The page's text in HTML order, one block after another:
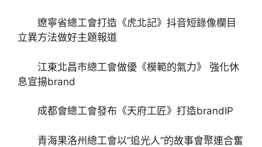
遼寧省總工會打造《虎北記》抖音短錄像欄目
立異方法做好主題報道
江東北昌市總工會做優《模範的氣力》 強化休
息宣揚brand
成都會總工會發布《天府工匠》打造brandIP
青海果洛州總工會以“追光人”的故事會聚連合奮